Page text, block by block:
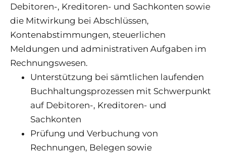
Debitoren-, Kreditoren- und Sachkonten sowie
die Mitwirkung bei Abschlüssen,
Kontenabstimmungen, steuerlichen
Meldungen und administrativen Aufgaben im
Rechnungswesen.
Unterstützung bei sämtlichen laufenden
Buchhaltungsprozessen mit Schwerpunkt
auf Debitoren-, Kreditoren- und
Sachkonten
Prüfung und Verbuchung von
Rechnungen, Belegen sowie